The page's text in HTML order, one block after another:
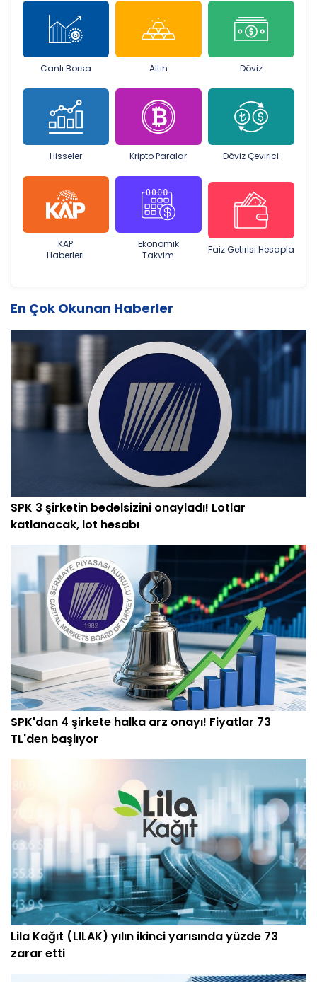
Canlı Borsa Altın Döviz
Hisseler Kripto Paralar Döviz Çevirici
KAP
Haberleri
Ekonomik
Takvim
Faiz Getirisi Hesapla
En Çok Okunan Haberler
SPK 3 şirketin bedelsizini onayladı! Lotlar
katlanacak, lot hesabı
SPK'dan 4 şirkete halka arz onayı! Fiyatlar 73
TL'den başlıyor
Lila Kağıt (LILAK) yılın ikinci yarısında yüzde 73
zarar etti